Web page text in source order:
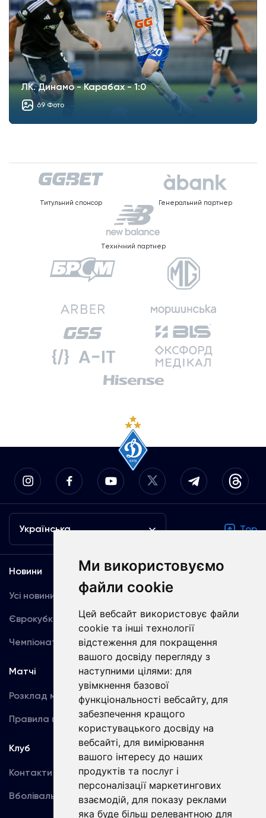
Ми використовуємо
файли cookie
Цей вебсайт використовує файли
cookie та інші технології
відстеження для покращення
вашого досвіду перегляду з
наступними цілями: для
увімкнення базової
функціональності вебсайту, для
забезпечення кращого
користувацького досвіду на
вебсайті, для вимірювання
вашого інтересу до наших
продуктів та послуг і
персоналізації маркетингових
взаємодій, для показу реклами
яка буде більш релевантною для
ЛК. Динамо - Карабах - 1:0
69 Фото
Титульний спонсор Генеральний партнер
Технічний партнер
Українська Top
Новини
Усі новини
Єврокубки
Чемпіонат України
Медіа
Динамо TV
Фотогалерея
Акредитація
Матчі
Розклад матчів
Правила поведінки
Команда
Перша команда
U19
Клуб
Контакти
Вболівальникам